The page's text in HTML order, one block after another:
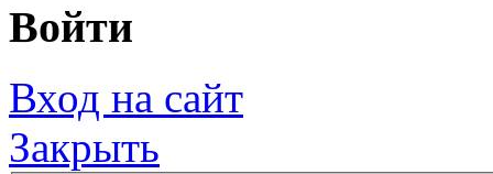
Войти
Вход на сайт
Закрыть